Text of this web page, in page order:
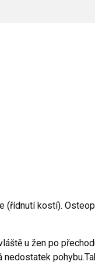
(řídnutí kostí).
u žen po